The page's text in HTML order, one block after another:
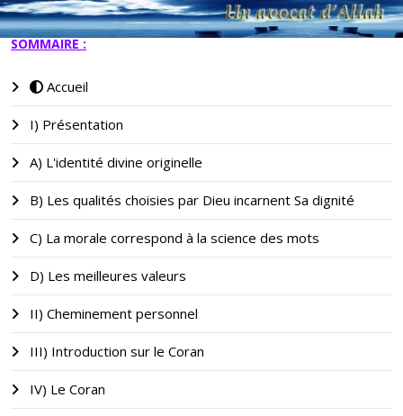
SOMMAIRE :
Accueil
I) Présentation
A) L'identité divine originelle
B) Les qualités choisies par Dieu incarnent Sa dignité
C) La morale correspond à la science des mots
D) Les meilleures valeurs
II) Cheminement personnel
III) Introduction sur le Coran
IV) Le Coran